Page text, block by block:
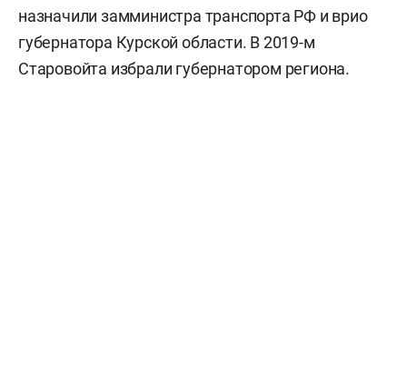
назначили замминистра транспорта РФ и врио
губернатора Курской области. В 2019-м
Старовойта избрали губернатором региона.